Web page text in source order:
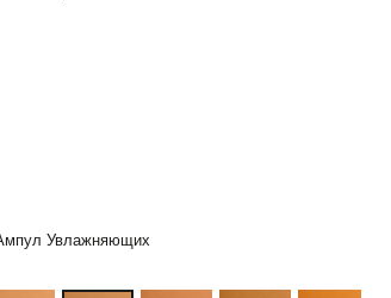
Увлажняющих